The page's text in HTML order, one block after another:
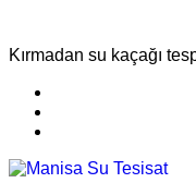
Kırmadan su kaçağı